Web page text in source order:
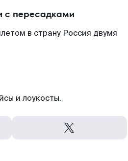
с пересадками
в страну Россия двумя
и лоукосты.